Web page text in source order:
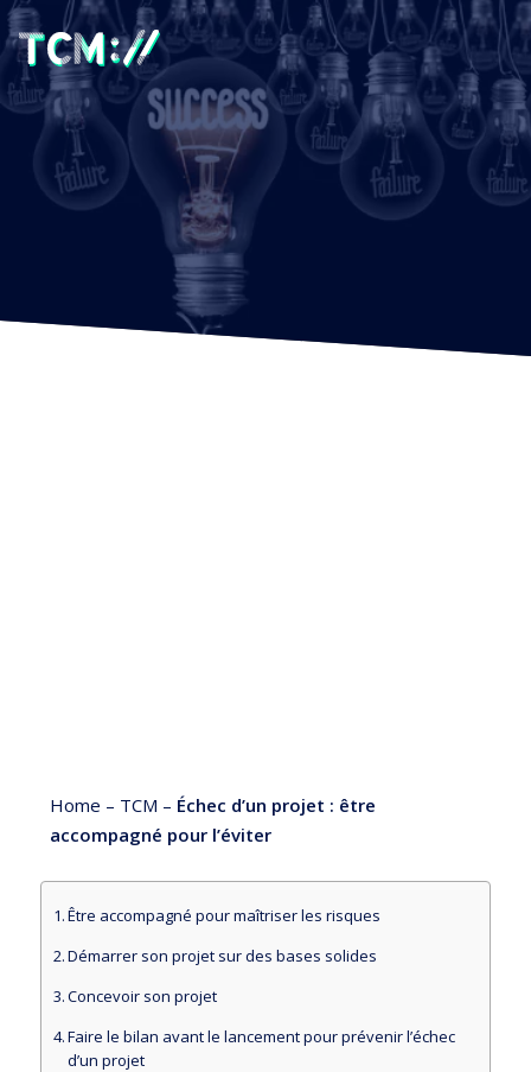
Home – TCM – Échec d’un projet : être
accompagné pour l’éviter
Être accompagné pour maîtriser les risques
Démarrer son projet sur des bases solides
Concevoir son projet
Faire le bilan avant le lancement pour prévenir l’échec
d’un projet